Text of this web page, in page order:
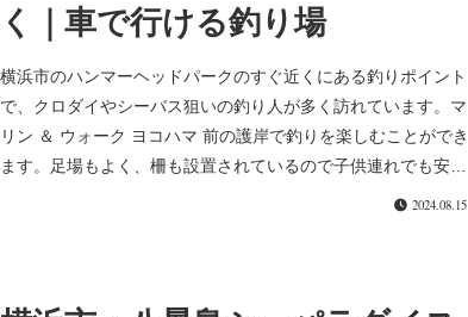
く｜車で行ける釣り場
横浜市のハンマーヘッドパークのすぐ近くにある釣りポイント
で、クロダイやシーバス狙いの釣り人が多く訪れています。マ
リン ＆ ウォーク ヨコハマ 前の護岸で釣りを楽しむことができ
ます。足場もよく、柵も設置されているので子供連れでも安心
2024.08.15